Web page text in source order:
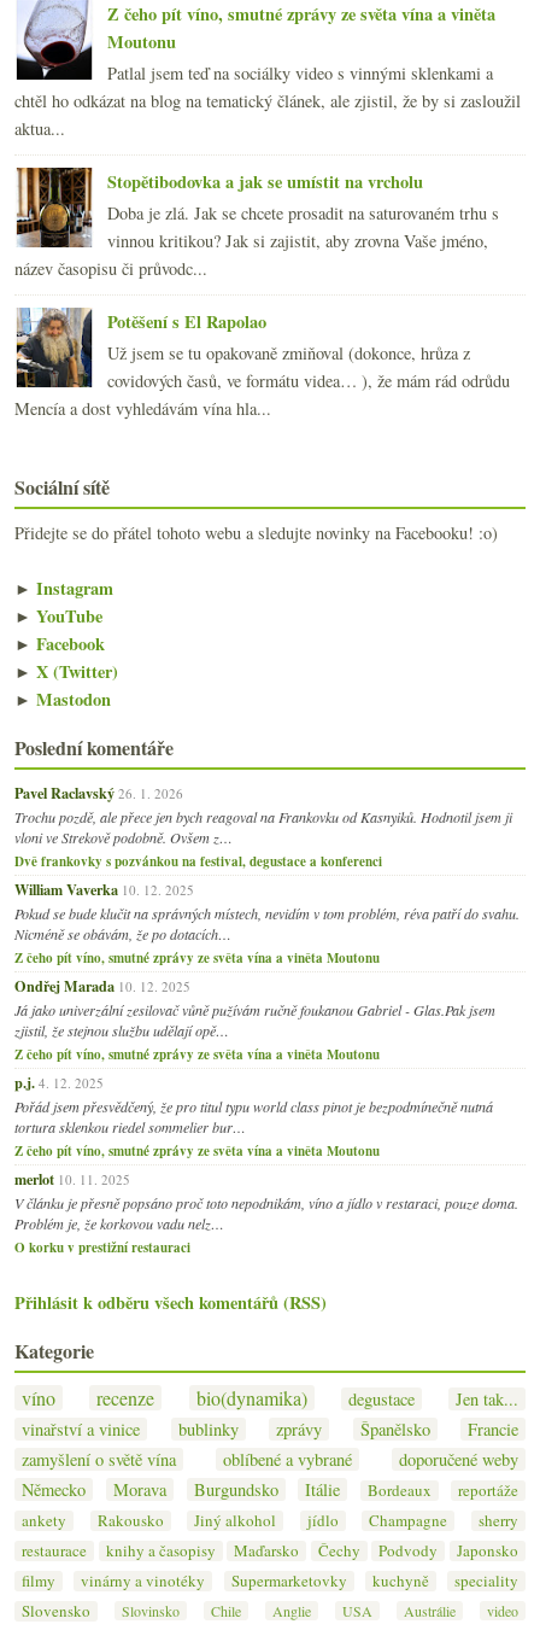
Z čeho pít víno, smutné zprávy ze světa vína a viněta
Moutonu
Patlal jsem teď na sociálky video s vinnými sklenkami a
chtěl ho odkázat na blog na tematický článek, ale zjistil, že by si zasloužil
aktua...
Stopětibodovka a jak se umístit na vrcholu
Doba je zlá. Jak se chcete prosadit na saturovaném trhu s
vinnou kritikou? Jak si zajistit, aby zrovna Vaše jméno,
název časopisu či průvodc...
Potěšení s El Rapolao
Už jsem se tu opakovaně zmiňoval (dokonce, hrůza z
covidových časů, ve formátu videa… ), že mám rád odrůdu
Mencía a dost vyhledávám vína hla...
Sociální sítě
Přidejte se do přátel tohoto webu a sledujte novinky na Facebooku! :o)
► Instagram
► YouTube
► Facebook
► X (Twitter)
► Mastodon
Poslední komentáře
Pavel Raclavský 26. 1. 2026
Trochu pozdě, ale přece jen bych reagoval na Frankovku od Kasnyiků. Hodnotil jsem ji
vloni ve Strekově podobně. Ovšem z…
Dvě frankovky s pozvánkou na festival, degustace a konferenci
William Vaverka 10. 12. 2025
Pokud se bude klučit na správných místech, nevidím v tom problém, réva patří do svahu.
Nicméně se obávám, že po dotacích…
Z čeho pít víno, smutné zprávy ze světa vína a viněta Moutonu
Ondřej Marada 10. 12. 2025
Já jako univerzální zesilovač vůně pužívám ručně foukanou Gabriel - Glas.Pak jsem
zjistil, že stejnou službu udělají opě…
Z čeho pít víno, smutné zprávy ze světa vína a viněta Moutonu
p.j. 4. 12. 2025
Pořád jsem přesvědčený, že pro titul typu world class pinot je bezpodmínečně nutná
tortura sklenkou riedel sommelier bur…
Z čeho pít víno, smutné zprávy ze světa vína a viněta Moutonu
merlot 10. 11. 2025
V článku je přesně popsáno proč toto nepodnikám, víno a jídlo v restaraci, pouze doma.
Problém je, že korkovou vadu nelz…
O korku v prestižní restauraci
Přihlásit k odběru všech komentářů (RSS)
Kategorie
víno recenze bio(dynamika) degustace
Jen tak...
vinařství a vinice
bublinky zprávy Španělsko
Francie
zamyšlení o světě vína
oblíbené a vybrané
doporučené weby
Německo
Morava Burgundsko Itálie Bordeaux
reportáže
ankety
Rakousko Jiný alkohol jídlo Champagne
sherry
restaurace
knihy a časopisy Maďarsko Čechy Podvody
Japonsko
filmy
vinárny a vinotéky Supermarketovky kuchyně
speciality
Slovensko
Slovinsko Chile Anglie USA Austrálie video